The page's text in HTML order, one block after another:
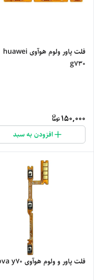
فلت پاور ولوم هوآوی huawei
g730
150,000
افزودن به سبد
فلت پاور و ولوم هوآوی nova y70